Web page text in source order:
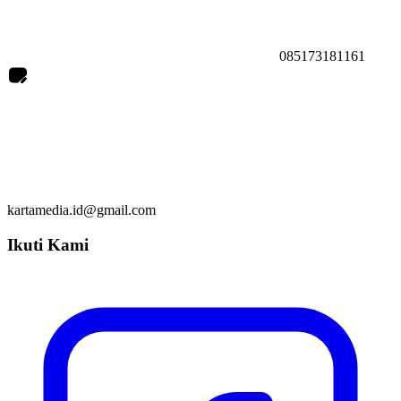
085173181161
kartamedia.id@gmail.com
Ikuti Kami